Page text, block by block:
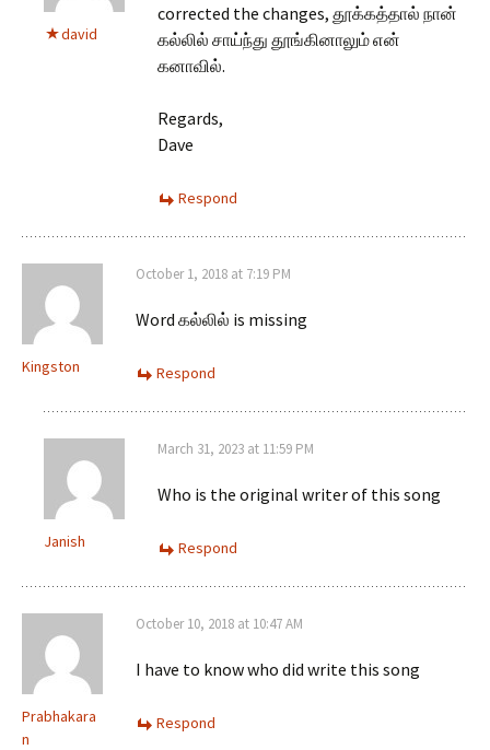
david
corrected the changes, தூக்கத்தால் நான்
கல்லில் சாய்ந்து தூங்கினாலும் என்
கனாவில்.
Regards,
Dave
Respond
Kingston
October 1, 2018 at 7:19 PM
Word கல்லில் is missing
Respond
Janish
March 31, 2023 at 11:59 PM
Who is the original writer of this song
Respond
Prabhakara
n
October 10, 2018 at 10:47 AM
I have to know who did write this song
Respond